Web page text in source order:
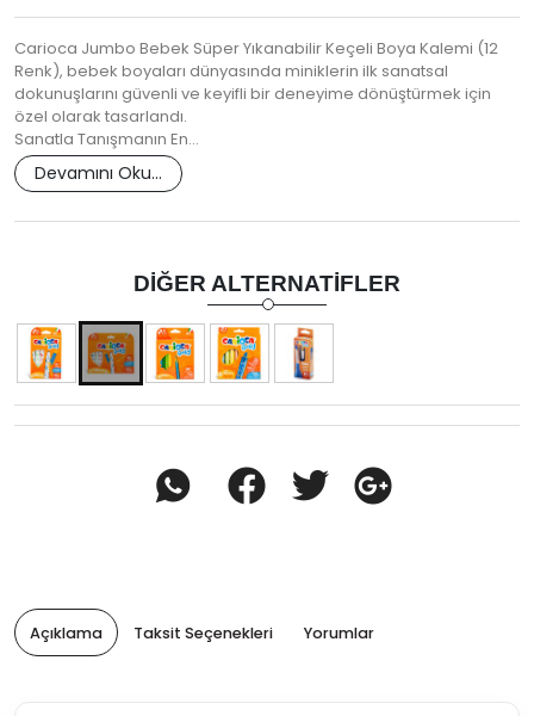
Carioca Jumbo Bebek Süper Yıkanabilir Keçeli Boya Kalemi (12
Renk), bebek boyaları dünyasında miniklerin ilk sanatsal
dokunuşlarını güvenli ve keyifli bir deneyime dönüştürmek için
özel olarak tasarlandı.
Sanatla Tanışmanın En…
Devamını Oku...
DIĞER ALTERNATIFLER
Açıklama Taksit Seçenekleri Yorumlar